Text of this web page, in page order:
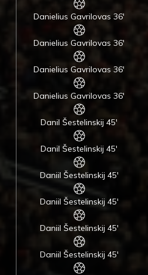
Danielius Gavrilovas 36'
Danielius Gavrilovas 36'
Danielius Gavrilovas 36'
Danielius Gavrilovas 36'
Danil Šestelinskij 45'
Danil Šestelinskij 45'
Daniil Šestelinskij 45'
Daniil Šestelinskij 45'
Daniil Šestelinskij 45'
Daniil Šestelinskij 45'